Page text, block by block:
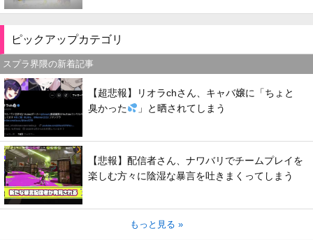
ピックアップカテゴリ
スプラ界隈の新着記事
【超悲報】リオラchさん、キャバ嬢に「ちょと
臭かった
」と晒されてしまう
【悲報】配信者さん、ナワバリでチームプレイを
楽しむ方々に陰湿な暴言を吐きまくってしまう
もっと見る »